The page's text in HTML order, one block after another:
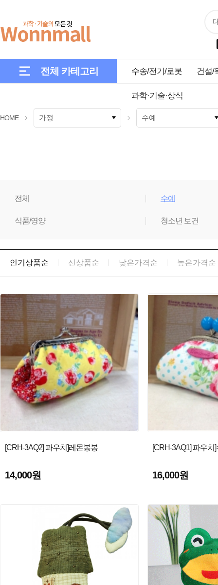
전체 카테고리 수송/전기/로봇 건설/
과학·기술·상식
HOME
전체 수예
식품/영양 청소년 보건
인기상품순 신상품순 낮은가격순 높은가격순
[CRH-3AQ2] 파우치]레몬봉봉
14,000원
[CRH-3AQ1] 파우치
16,000원